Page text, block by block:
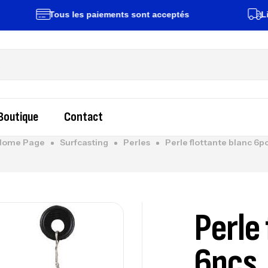
Tous les paiements sont acceptés
Contact
Page Surfcasting Perles Perle flottante blanc